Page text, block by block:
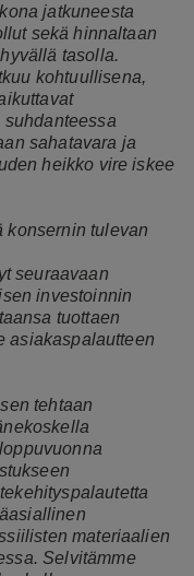
jatkuneesta
sekä hinnaltaan
tasolla.
kohtuullisena,
sahatavara ja
heikko vire iskee
konsernin tulevan
seuraavaan
investoinnin
tuottaen
asiakaspalautteen
tehtaan
materiaalien
Selvitämme